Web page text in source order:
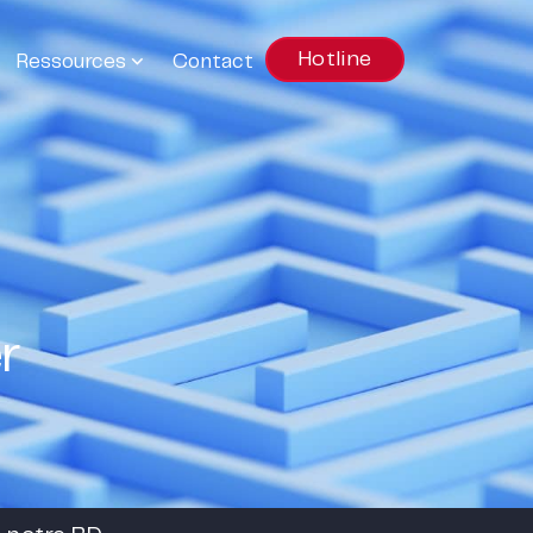
Ressources Contact Hotline